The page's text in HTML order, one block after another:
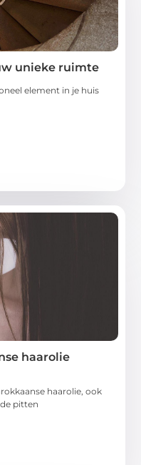
unieke ruimte
element in je huis
haarolie
haarolie, ook
pitten